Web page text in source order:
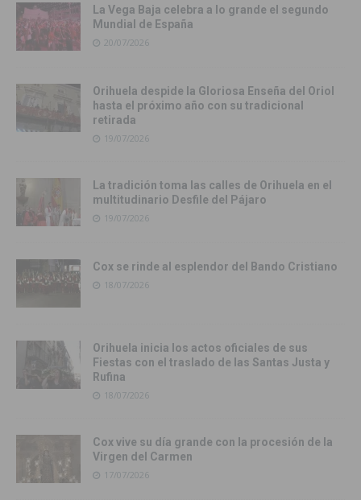
La Vega Baja celebra a lo grande el segundo
Mundial de España
20/07/2026
Orihuela despide la Gloriosa Enseña del Oriol
hasta el próximo año con su tradicional
retirada
19/07/2026
La tradición toma las calles de Orihuela en el
multitudinario Desfile del Pájaro
19/07/2026
Cox se rinde al esplendor del Bando Cristiano
18/07/2026
Orihuela inicia los actos oficiales de sus
Fiestas con el traslado de las Santas Justa y
Rufina
18/07/2026
Cox vive su día grande con la procesión de la
Virgen del Carmen
17/07/2026